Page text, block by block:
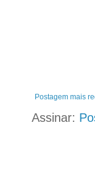
Postagem mais
Assinar: